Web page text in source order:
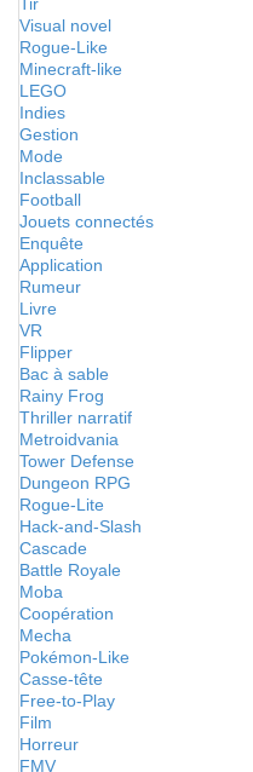
Visual novel
Rogue-Like
Minecraft-like
LEGO
Indies
Gestion
Mode
Inclassable
Football
Jouets connectés
Enquête
Application
Rumeur
Livre
VR
Flipper
Bac à sable
Rainy Frog
Thriller narratif
Metroidvania
Tower Defense
Dungeon RPG
Rogue-Lite
Hack-and-Slash
Cascade
Battle Royale
Moba
Coopération
Mecha
Pokémon-Like
Casse-tête
Free-to-Play
Film
Horreur
FMV